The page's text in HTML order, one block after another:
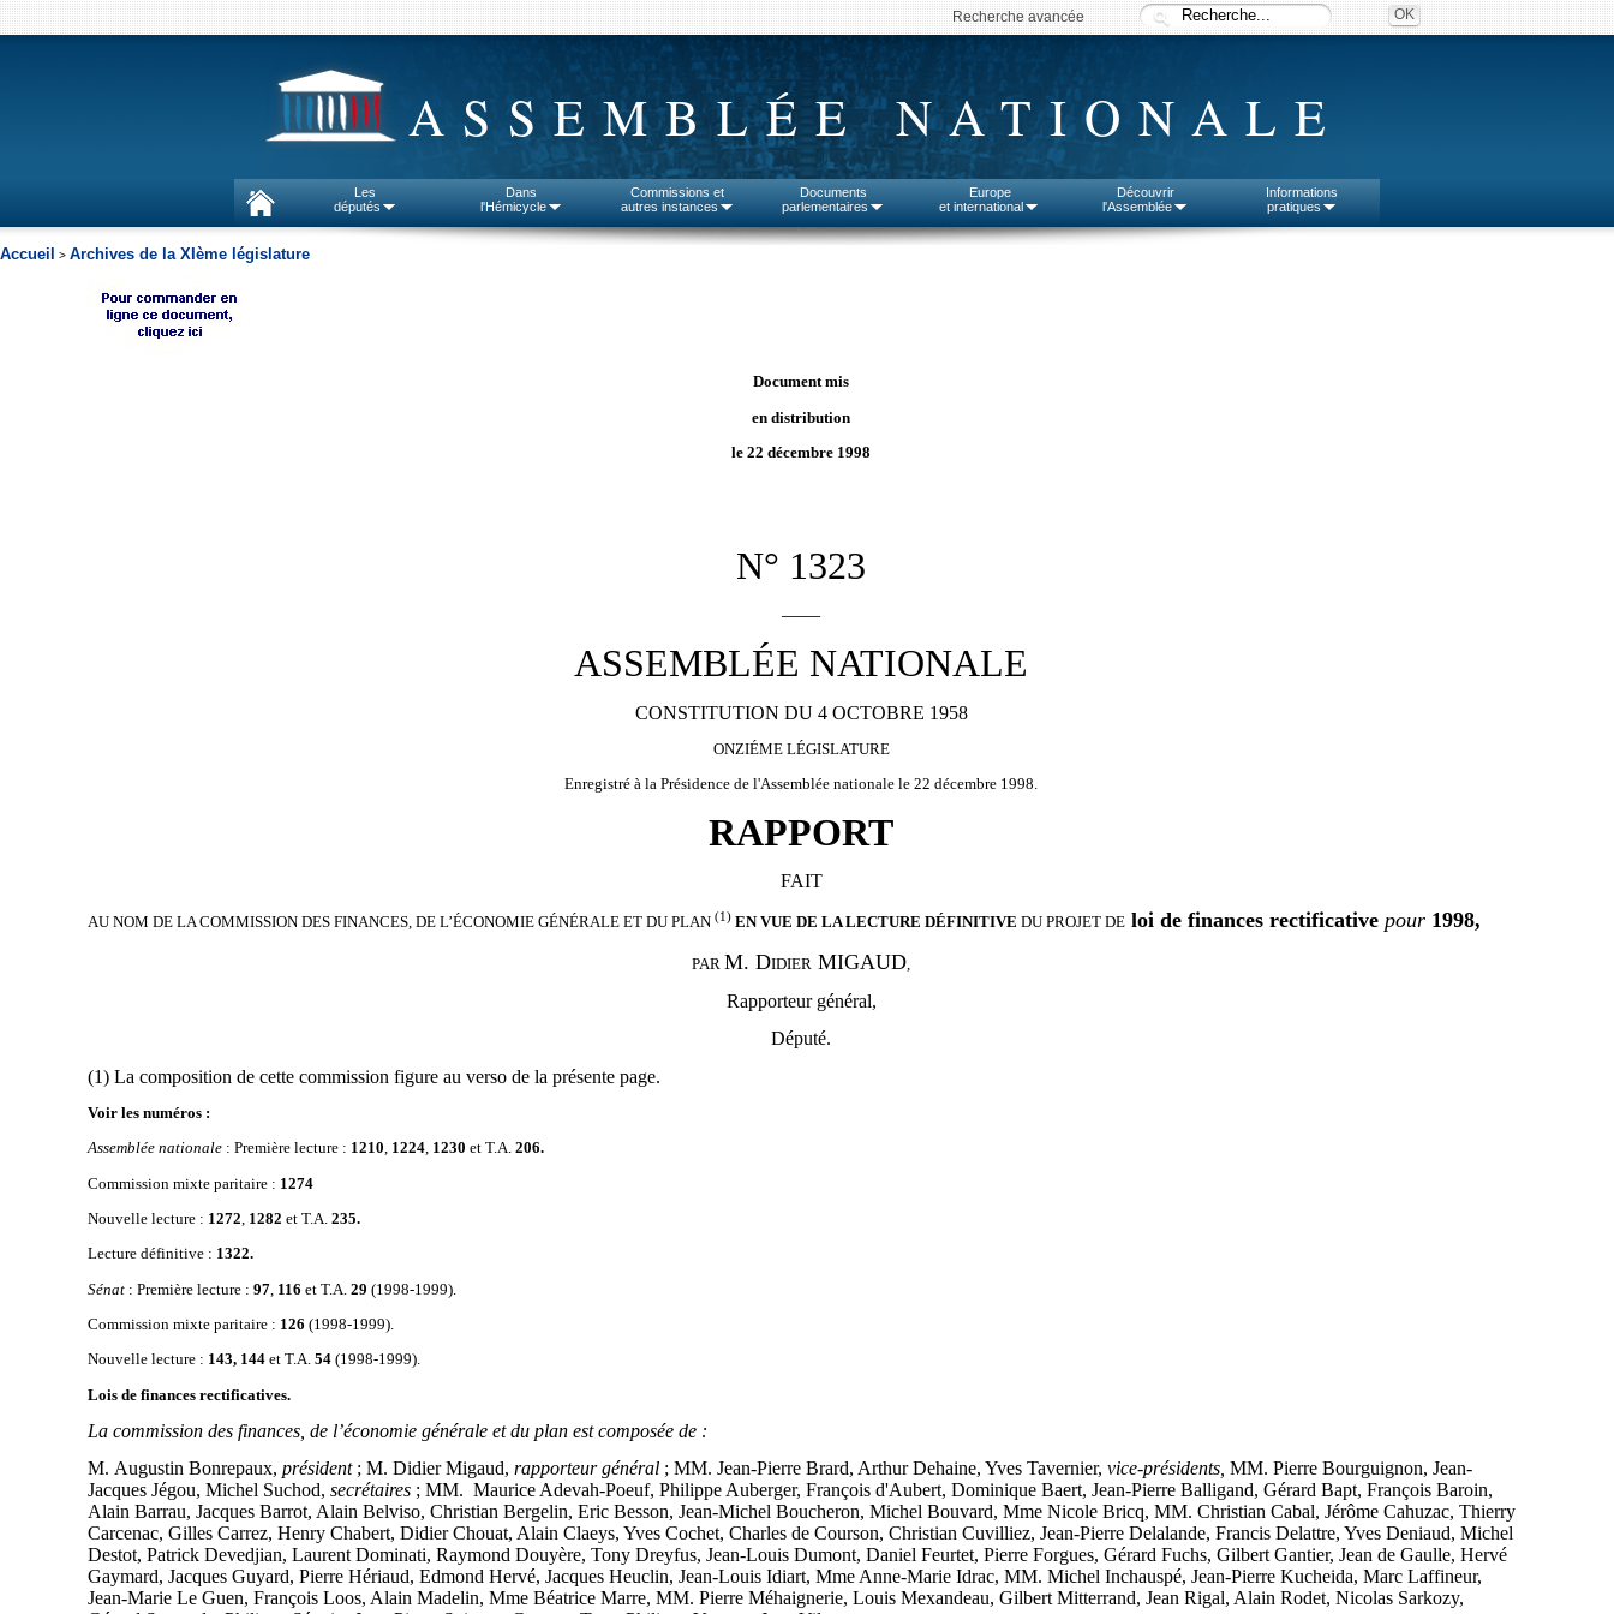
Recherche avancée
ASSEMBLÉE NATIONALE
Les
députés
Dans
l'Hémicycle
Commissions et
autres instances
Documents
parlementaires
Europe
et international
Découvrir
l'Assemblée
Informations
pratiques
Accueil > Archives de la XIème législature
Document mis
en distribution
le 22 décembre 1998
N° 1323
——
ASSEMBLÉE NATIONALE
CONSTITUTION DU 4 OCTOBRE 1958
ONZIÉME LÉGISLATURE
Enregistré à la Présidence de l'Assemblée nationale le 22 décembre 1998.
RAPPORT
FAIT
AU NOM DE LA COMMISSION DES FINANCES, DE L’ÉCONOMIE GÉNÉRALE ET DU PLAN (1) EN VUE DE LA LECTURE DÉFINITIVE DU PROJET DE loi de finances rectificative pour 1998,
PAR M. DIDIER MIGAUD
Rapporteur général,
Député.
(1) La composition de cette commission figure au verso de la présente page.
Voir les numéros :
Assemblée nationale : Première lecture : 1210,1224,1230 et T.A. 206.
Commission mixte paritaire : 1274
Nouvelle lecture : 1272 1282 et T.A. 235.
Lecture définitive : 1322.
Sénat: Première lecture : 97, 116 et T.A. 29 (1998-1999).
Commission mixte paritaire : 126 (1998-1999).
Nouvelle lecture : 143, 144 et T.A.54 (1998-1999).
Lois de finances rectificatives.
La commission des finances, de l’économie générale et du plan est composée de :
M. Augustin Bonrepaux, président; M. Didier Migaud, rapporteur général; MM. Jean-Pierre Brard, Arthur Dehaine, Yves Tavernier, vice-présidents, MM. Pierre Bourguignon, Jean-
Jacques Jégou, Michel Suchod, secrétaires; MM. Maurice Adevah-Poeuf, Philippe Auberger, François d'Aubert, Dominique Baert, Jean-Pierre Balligand, Gérard Bapt, François Baroin,
Alain Barrau, Jacques Barrot, Alain Belviso, Christian Bergelin, Eric Besson, Jean-Michel Boucheron, Michel Bouvard, Mme Nicole Bricq, MM. Christian Cabal, Jérôme Cahuzac, Thierry
Carcenac, Gilles Carrez, Henry Chabert, Didier Chouat, Alain Claeys, Yves Cochet, Charles de Courson, Christian Cuvilliez, Jean-Pierre Delalande, Francis Delattre, Yves Deniaud, Michel
Destot, Patrick Devedjian, Laurent Dominati, Raymond Douyère, Tony Dreyfus, Jean-Louis Dumont, Daniel Feurtet, Pierre Forgues, Gérard Fuchs, Gilbert Gantier, Jean de Gaulle, Hervé
Gaymard, Jacques Guyard, Pierre Hériaud, Edmond Hervé, Jacques Heuclin, Jean-Louis Idiart, Mme Anne-Marie Idrac, MM. Michel Inchauspé, Jean-Pierre Kucheida, Marc Laffineur,
Jean-Marie Le Guen, François Loos, Alain Madelin, Mme Béatrice Marre, MM. Pierre Méhaignerie, Louis Mexandeau, Gilbert Mitterrand, Jean Rigal, Alain Rodet, Nicolas Sarkozy,